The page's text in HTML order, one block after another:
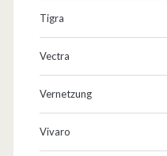
Tigra
Vectra
Vernetzung
Vivaro